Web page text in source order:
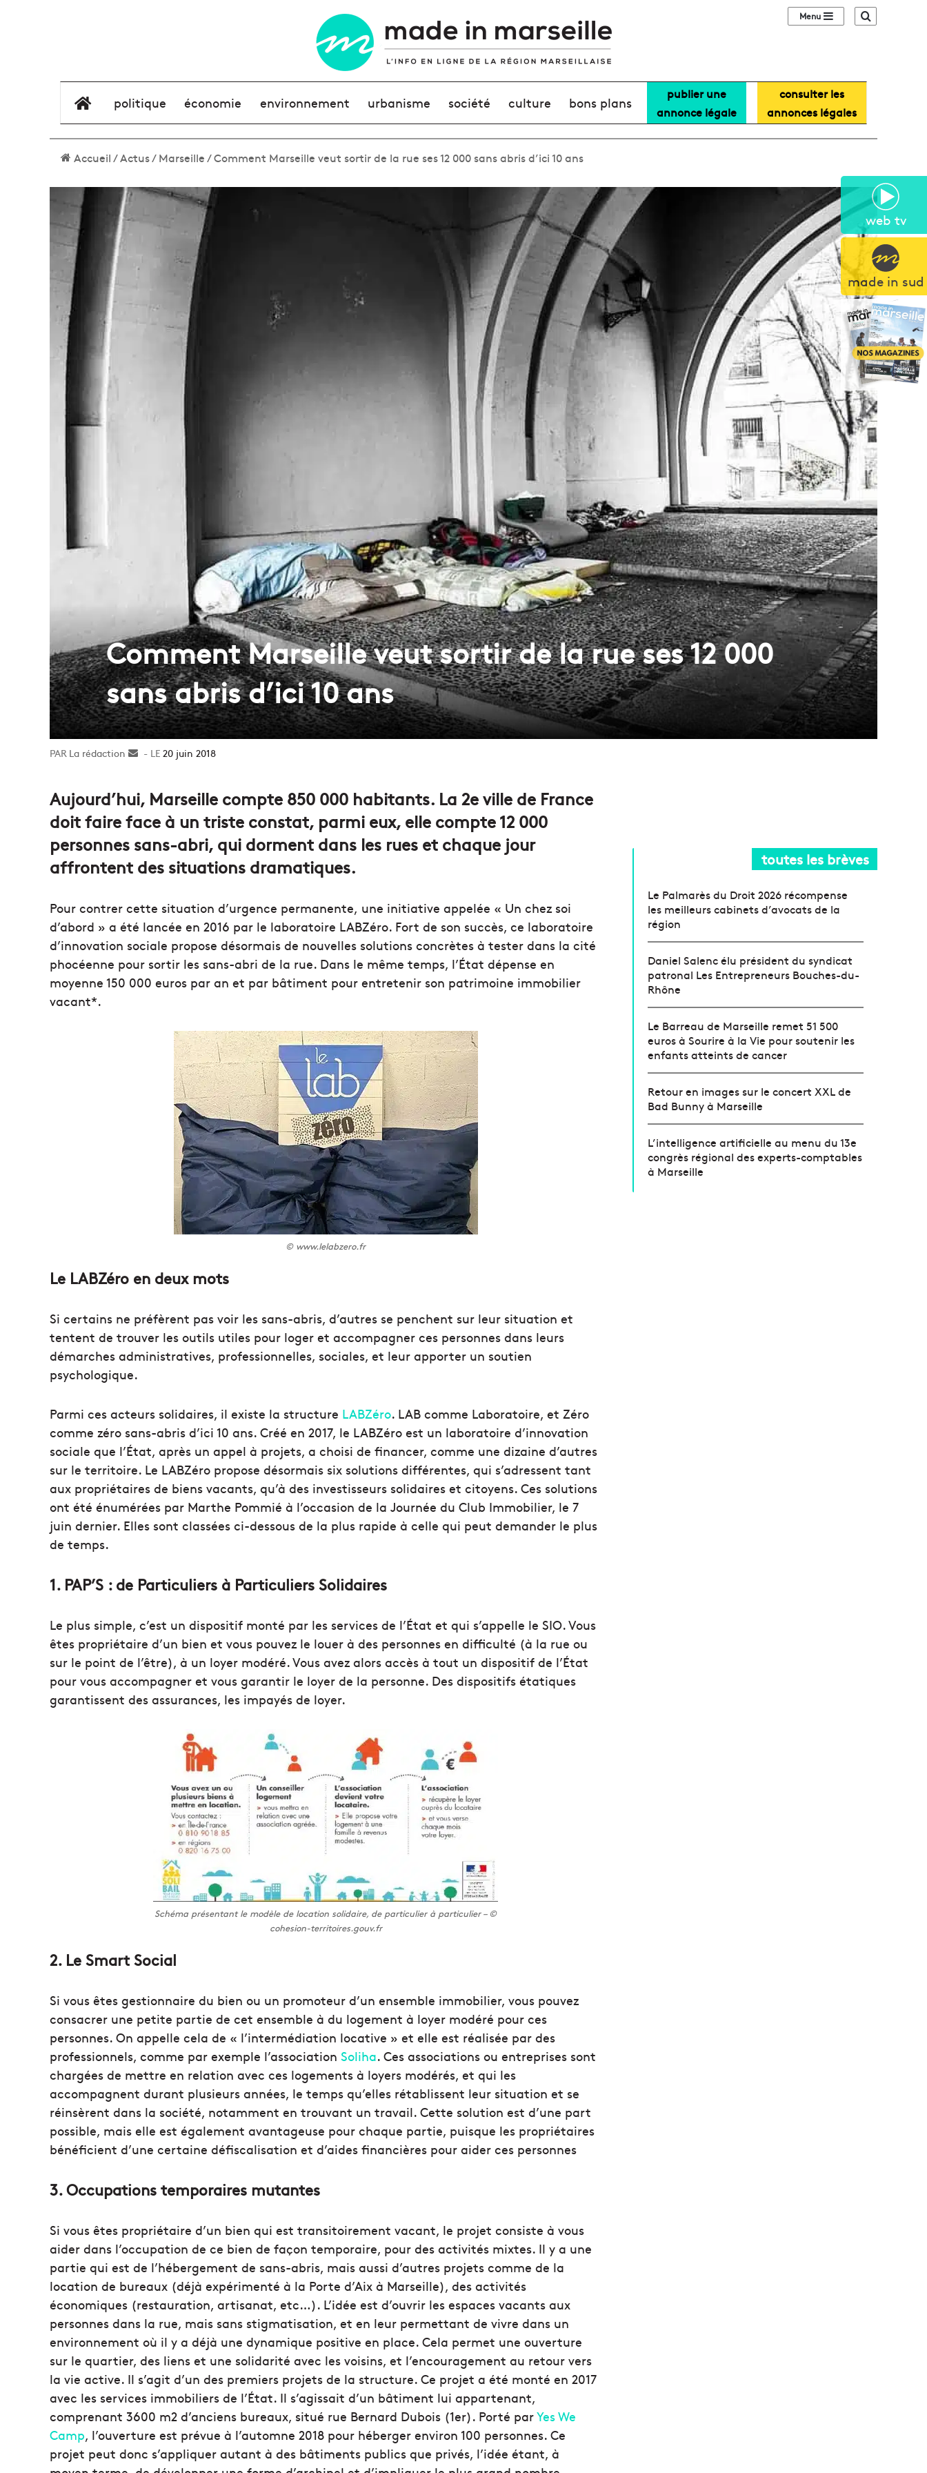
web tv
made in sud
Sidebar (barre
élément de menu
politique économie environnement urbanisme société culture bons plans
publier une
annonce légale
consulter les
annonces légales
Accueil/Actus/Marseille/Comment Marseille veut sortir de la rue ses 12 000 sans abris d’ici 10 ans
Comment Marseille veut sortir de la rue ses 12 000
sans abris d’ici 10 ans
La rédaction
Envoyer20 juin 2018
Aujourd’hui, Marseille compte 850 000 habitants. La 2e ville de France
doit faire face à un triste constat, parmi eux, elle compte 12 000
personnes sans-abri, qui dorment dans les rues et chaque jour
affrontent des situations dramatiques.
Pour contrer cette situation d’urgence permanente, une initiative appelée « Un chez soi
d’abord » a été lancée en 2016 par le laboratoire LABZéro. Fort de son succès, ce laboratoire
d’innovation sociale propose désormais de nouvelles solutions concrètes à tester dans la cité
phocéenne pour sortir les sans-abri de la rue. Dans le même temps, l’État dépense en
moyenne 150 000 euros par an et par bâtiment pour entretenir son patrimoine immobilier
vacant*.
© www.lelabzero.fr
Le LABZéro en deux mots
Si certains ne préfèrent pas voir les sans-abris, d’autres se penchent sur leur situation et
tentent de trouver les outils utiles pour loger et accompagner ces personnes dans leurs
démarches administratives, professionnelles, sociales, et leur apporter un soutien
psychologique.
Parmi ces acteurs solidaires, il existe la structure LABZéro. LAB comme Laboratoire, et Zéro
comme zéro sans-abris d’ici 10 ans. Créé en 2017, le LABZéro est un laboratoire d’innovation
sociale que l’État, après un appel à projets, a choisi de financer, comme une dizaine d’autres
sur le territoire. Le LABZéro propose désormais six solutions différentes, qui s’adressent tant
aux propriétaires de biens vacants, qu’à des investisseurs solidaires et citoyens. Ces solutions
ont été énumérées par Marthe Pommié à l’occasion de la Journée du Club Immobilier, le 7
juin dernier. Elles sont classées ci-dessous de la plus rapide à celle qui peut demander le plus
de temps.
1. PAP’S : de Particuliers à Particuliers Solidaires
Le plus simple, c’est un dispositif monté par les services de l’État et qui s’appelle le SIO. Vous
êtes propriétaire d’un bien et vous pouvez le louer à des personnes en difficulté (à la rue ou
sur le point de l’être), à un loyer modéré. Vous avez alors accès à tout un dispositif de l’État
pour vous accompagner et vous garantir le loyer de la personne. Des dispositifs étatiques
garantissent des assurances, les impayés de loyer.
Schéma présentant le modèle de location solidaire, de particulier à particulier – ©
cohesion-territoires.gouv.fr
2. Le Smart Social
Si vous êtes gestionnaire du bien ou un promoteur d’un ensemble immobilier, vous pouvez
consacrer une petite partie de cet ensemble à du logement à loyer modéré pour ces
personnes. On appelle cela de « l’intermédiation locative » et elle est réalisée par des
professionnels, comme par exemple l’association Soliha. Ces associations ou entreprises sont
chargées de mettre en relation avec ces logements à loyers modérés, et qui les
accompagnent durant plusieurs années, le temps qu’elles rétablissent leur situation et se
réinsèrent dans la société, notamment en trouvant un travail. Cette solution est d’une part
possible, mais elle est également avantageuse pour chaque partie, puisque les propriétaires
bénéficient d’une certaine défiscalisation et d’aides financières pour aider ces personnes
3. Occupations temporaires mutantes
Si vous êtes propriétaire d’un bien qui est transitoirement vacant, le projet consiste à vous
aider dans l’occupation de ce bien de façon temporaire, pour des activités mixtes. Il y a une
partie qui est de l’hébergement de sans-abris, mais aussi d’autres projets comme de la
location de bureaux (déjà expérimenté à la Porte d’Aix à Marseille), des activités
économiques (restauration, artisanat, etc…). L’idée est d’ouvrir les espaces vacants aux
personnes dans la rue, mais sans stigmatisation, et en leur permettant de vivre dans un
environnement où il y a déjà une dynamique positive en place. Cela permet une ouverture
sur le quartier, des liens et une solidarité avec les voisins, et l’encouragement au retour vers
la vie active. Il s’agit d’un des premiers projets de la structure. Ce projet a été monté en 2017
avec les services immobiliers de l’État. Il s’agissait d’un bâtiment lui appartenant,
comprenant 3600 m2 d’anciens bureaux, situé rue Bernard Dubois (1er). Porté parYes We
Camp, l’ouverture est prévue à l’automne 2018 pour héberger environ 100 personnes. Ce
projet peut donc s’appliquer autant à des bâtiments publics que privés, l’idée étant, à
toutes les brèves
Le Palmarès du Droit 2026 récompense
les meilleurs cabinets d’avocats de la
région
Daniel Salenc élu président du syndicat
patronal Les Entrepreneurs Bouches-du-
Rhône
Le Barreau de Marseille remet 51 500
euros à Sourire à la Vie pour soutenir les
enfants atteints de cancer
Retour en images sur le concert XXL de
Bad Bunny à Marseille
L’intelligence artificielle au menu du 13e
congrès régional des experts-comptables
à Marseille